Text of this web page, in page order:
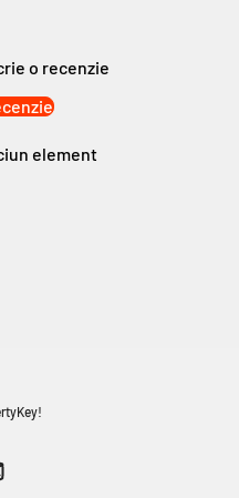
o recenzie
element